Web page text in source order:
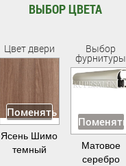
ВЫБОР ЦВЕТА
Цвет двери
Поменять
Ясень Шимо
темный
Выбор
фурнитуры
Поменять
Матовое
серебро